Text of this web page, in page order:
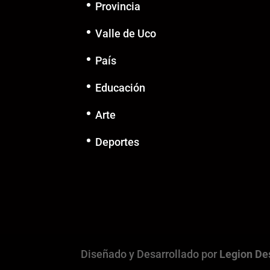
Provincia
Valle de Uco
País
Educación
Arte
Deportes
Diseñado y Desarrollado por Legion